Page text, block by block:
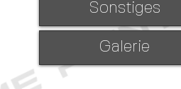
Sonstiges
Galerie